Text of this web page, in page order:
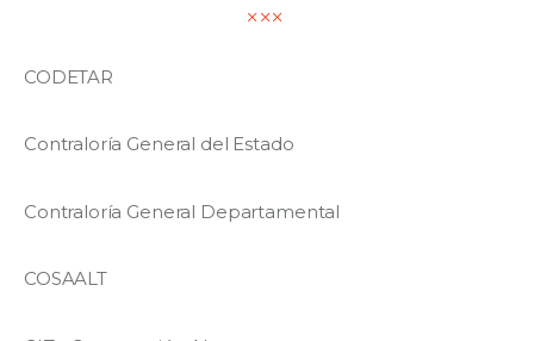
CODETAR
Contraloría General del Estado
Contraloría General Departamental
COSAALT